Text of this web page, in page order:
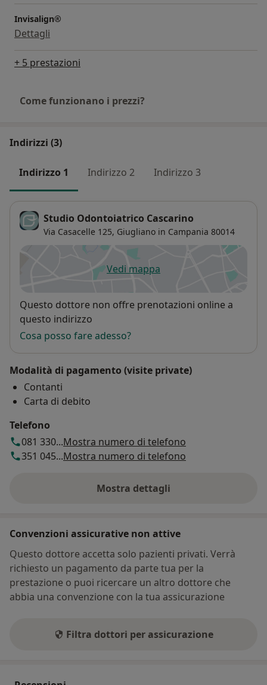
Invisalign®
Dettagli
+ 5 prestazioni
Come funzionano i prezzi?
Indirizzi (3)
Indirizzo 1 Indirizzo 2 Indirizzo 3
Studio Odontoiatrico Cascarino
Via Casacelle 125, Giugliano in Campania 80014
Vedi mappasi apre in una nuova scheda
Disponibilità
Questo dottore non offre prenotazioni online a
questo indirizzo
Cosa posso fare adesso?
Modalità di pagamento (visite private)
Contanti
Carta di debito
Telefono
081 330...Mostra numero di telefono
351 045...Mostra numero di telefono
Mostra dettagli
sull'indirizzo
Convenzioni assicurative non attive
Questo dottore accetta solo pazienti privati. Verrà
richiesto un pagamento da parte tua per la
prestazione o puoi ricercare un altro dottore che
abbia una convenzione con la tua assicurazione
Filtra dottori per assicurazione